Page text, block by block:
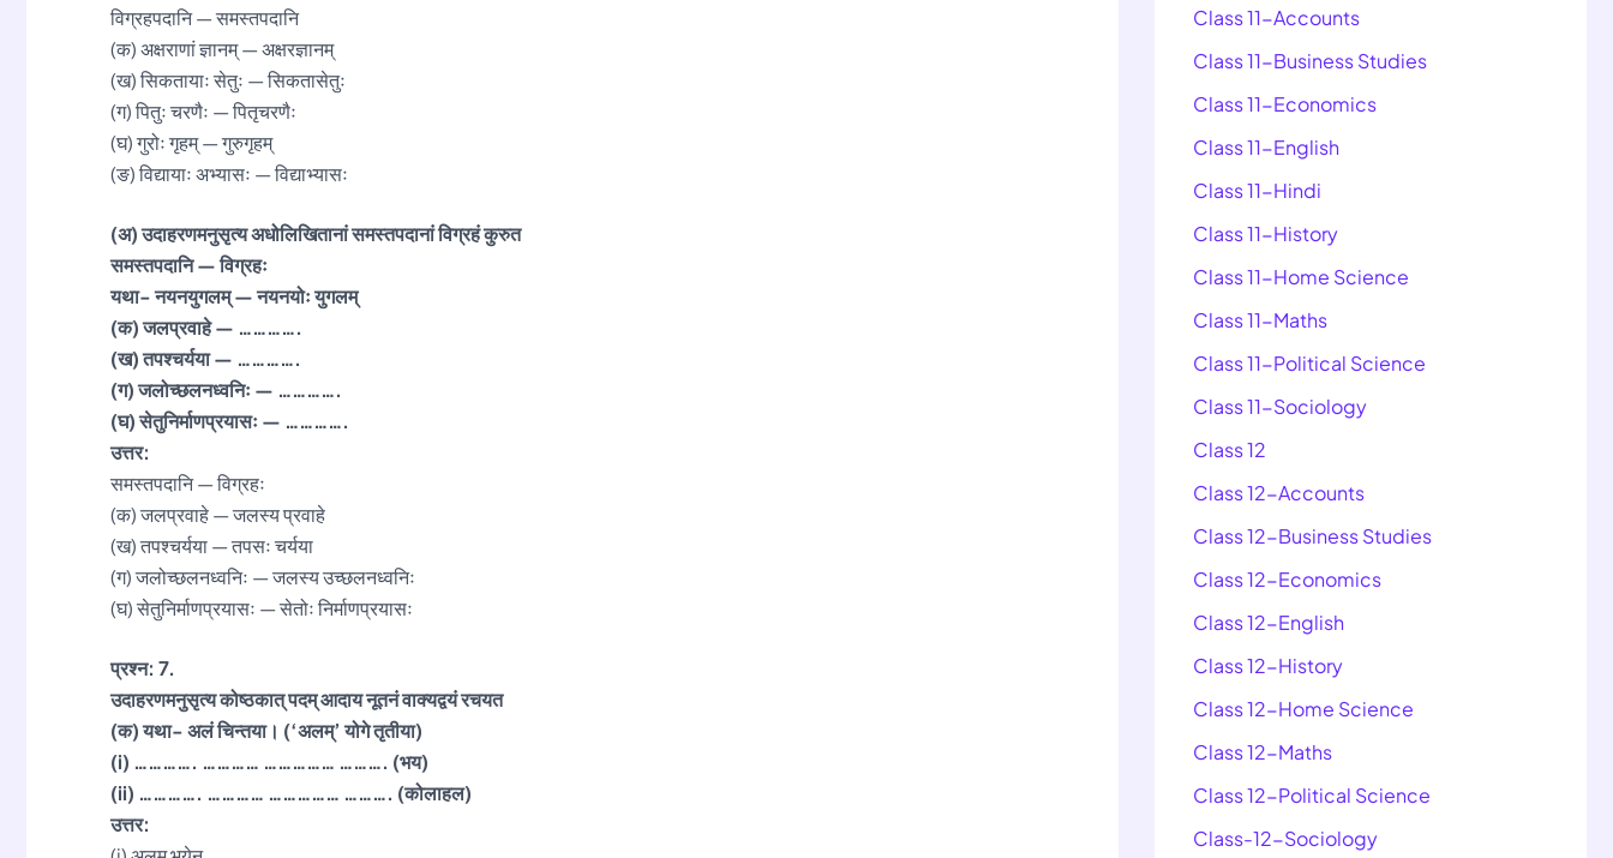
विग्रहपदानि — समस्तपदानि
(क) अक्षराणां ज्ञानम् — अक्षरज्ञानम्
(ख) सिकतायाः सेतुः — सिकतासेतुः
(ग) पितुः चरणैः — पितृचरणैः
(घ) गुरोः गृहम् — गुरुगृहम्
(ङ) विद्यायाः अभ्यासः — विद्याभ्यासः
(अ) उदाहरणमनुसृत्य अधोलिखितानां समस्तपदानां विग्रहं कुरुत
समस्तपदानि — विग्रहः
यथा- नयनयुगलम् — नयनयोः युगलम्
(क) जलप्रवाहे — ………….
(ख) तपश्चर्यया — ………….
(ग) जलोच्छलनध्वनिः — ………….
(घ) सेतुनिर्माणप्रयासः — ………….
उत्तर:
समस्तपदानि — विग्रहः
(क) जलप्रवाहे — जलस्य प्रवाहे
(ख) तपश्चर्यया — तपसः चर्यया
(ग) जलोच्छलनध्वनिः — जलस्य उच्छलनध्वनिः
(घ) सेतुनिर्माणप्रयासः — सेतोः निर्माणप्रयासः
प्रश्न: 7.
उदाहरणमनुसृत्य कोष्ठकात् पदम् आदाय नूतनं वाक्यद्वयं रचयत
(क) यथा- अलं चिन्तया। (‘अलम्’ योगे तृतीया)
(i) …………. ………… …………… ………. (भय)
(ii) …………. ………… …………… ………. (कोलाहल)
उत्तर:
Class 11-Accounts
Class 11-Business Studies
Class 11-Economics
Class 11-English
Class 11-Hindi
Class 11-History
Class 11-Home Science
Class 11-Maths
Class 11-Political Science
Class 11-Sociology
Class 12
Class 12-Accounts
Class 12-Business Studies
Class 12-Economics
Class 12-English
Class 12-History
Class 12-Home Science
Class 12-Maths
Class 12-Political Science
Class-12-Sociology